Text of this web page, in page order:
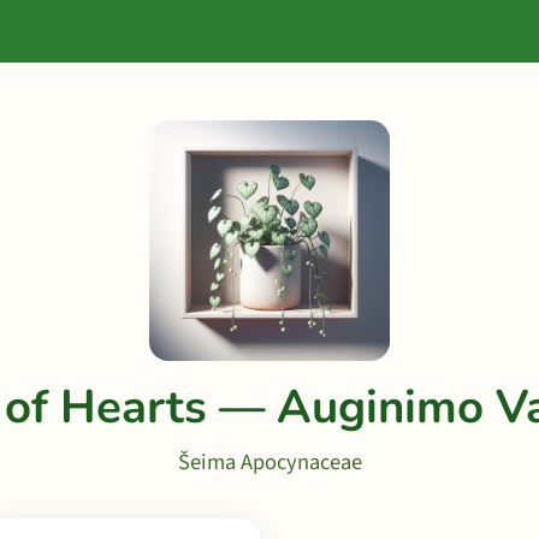
Hearts — Auginimo
Šeima Apocynaceae